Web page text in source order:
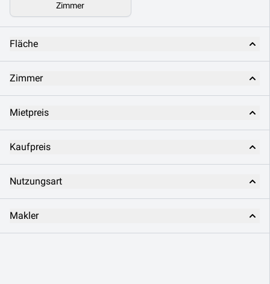
Zimmer
Fläche
Zimmer
Mietpreis
Kaufpreis
Nutzungsart
Makler